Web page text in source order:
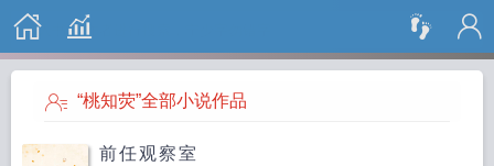
搜 索
“桃知荧”全部小说作品
前任观察室